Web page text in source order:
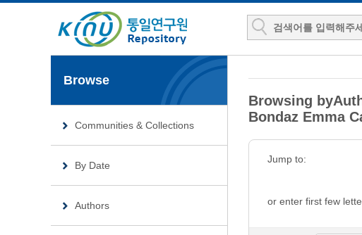
Browse
Communities & Collections
By Date
Authors
Browsing
Bondaz Emma
Jump to:
or enter first few